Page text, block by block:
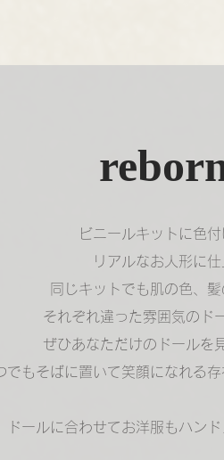
ビニールキットに色
リアルなお人形に
同じキットでも肌の色、
それぞれ違った雰囲気のド
ぜひあなただけのドールを
でもそばに置いて笑顔になれる存
ドールに合わせてお洋服もハン